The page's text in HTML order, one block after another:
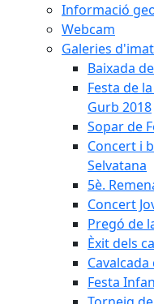
Informació
Webcam
Galeries
Baixada
Festa de
Gurb 2018
Sopar de
Concert i
Selvatana
5è.
Concert
Pregó de
Èxit dels
Festa